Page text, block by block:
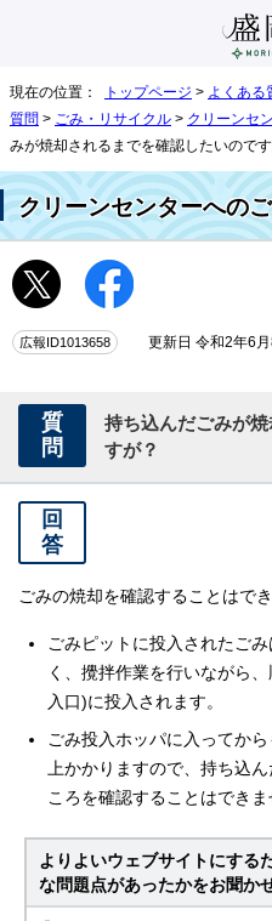
現在の位置： トップページ > よくある
質問 > ごみ・リサイクル > クリーンセ
みが焼却されるまでを確認したいのです
クリーンセンターへの
広報ID1013658 更新日 令和2年6月
質
問
持ち込んだごみが
すが？
回
答
ごみの焼却を確認することはでき
ごみピットに投入されたご
く、攪拌作業を行いながら
入口)に投入されます。
ごみ投入ホッパに入ってか
上かかりますので、持ち込
ころを確認することはできま
よりよいウェブサイトにする
な問題点があったかをお聞か